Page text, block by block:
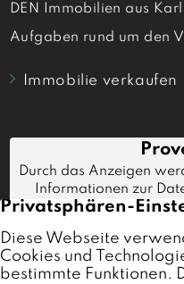
DEN Immobilien aus
Aufgaben rund um den
Immobilie verkaufen